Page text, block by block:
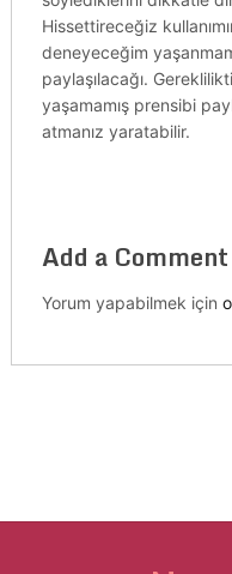
Hissettireceğiz
deneyeceğim
paylaşılacağı.
yaşamamış prensibi
atmanız yaratabilir.
Add a Comment
Yorum yapabilmek için